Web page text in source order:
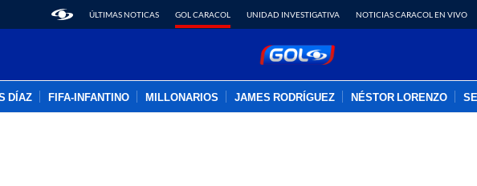
ÚLTIMAS NOTICAS GOL CARACOL UNIDAD INVESTIGATIVA NOTICIAS CARACOL EN VIVO
DÍAZ FIFA-INFANTINO MILLONARIOS JAMES RODRÍGUEZ NÉSTOR LORENZO